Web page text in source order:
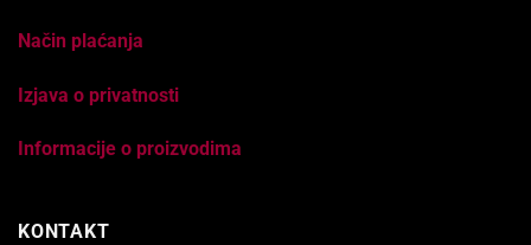
Način plaćanja
Izjava o privatnosti
Informacije o proizvodima
KONTAKT